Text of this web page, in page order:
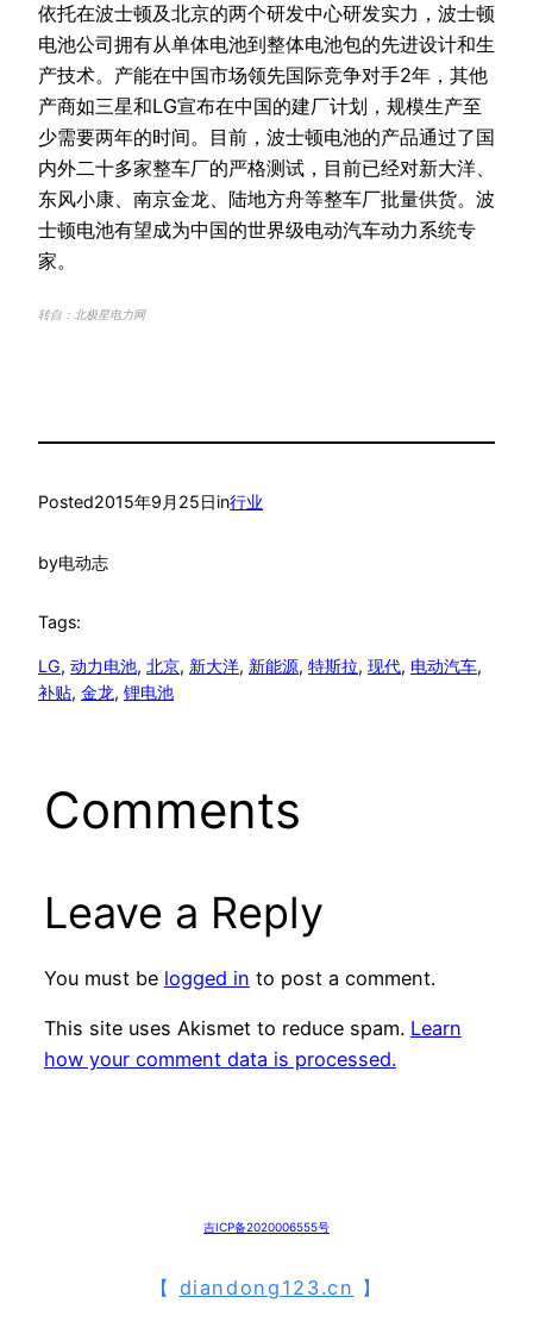
依托在波士顿及北京的两个研发中心研发实力，波士顿
电池公司拥有从单体电池到整体电池包的先进设计和生
产技术。产能在中国市场领先国际竞争对手2年，其他
产商如三星和LG宣布在中国的建厂计划，规模生产至
少需要两年的时间。目前，波士顿电池的产品通过了国
内外二十多家整车厂的严格测试，目前已经对新大洋、
东风小康、南京金龙、陆地方舟等整车厂批量供货。波
士顿电池有望成为中国的世界级电动汽车动力系统专
家。
转自：北极星电力网
Posted2015年9月25日in行业
by电动志
Tags:
LG, 动力电池, 北京, 新大洋, 新能源, 特斯拉, 现代, 电动汽车
补贴, 金龙, 锂电池
Comments
Leave a Reply
You must be logged in to post a comment.
This site uses Akismet to reduce spam. Learn
how your comment data is processed.
吉ICP备2020006555号
【 diandong123.cn 】